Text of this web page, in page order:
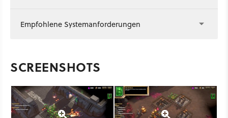
Empfohlene Systemanforderungen
SCREENSHOTS